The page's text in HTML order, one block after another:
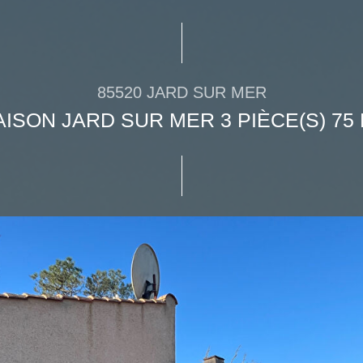
85520 JARD SUR MER
JARD SUR MER 3 PIÈCE(S) 75